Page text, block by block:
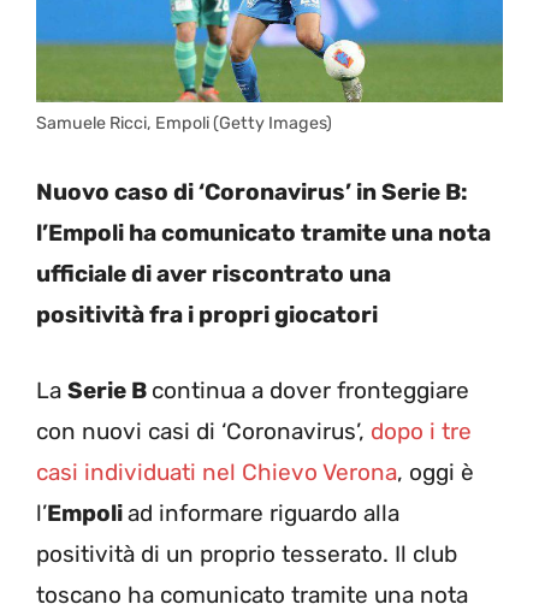
Samuele Ricci, Empoli (Getty Images)
Nuovo caso di ‘Coronavirus’ in Serie B:
l’Empoli ha comunicato tramite una nota
ufficiale di aver riscontrato una
positività fra i propri giocatori
La Serie B continua a dover fronteggiare
con nuovi casi di ‘Coronavirus’, dopo i tre
casi individuati nel Chievo Verona, oggi è
l’Empoliad informare riguardo alla
positività di un proprio tesserato. Il club
toscano ha comunicato tramite una nota